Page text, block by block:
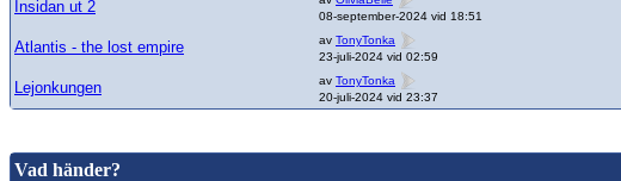
Insidan ut 2
08-september-2024 vid 18:51
Atlantis - the lost empire av TonyTonka
23-juli-2024 vid 02:59
Lejonkungen av TonyTonka
20-juli-2024 vid 23:37
Vad händer?